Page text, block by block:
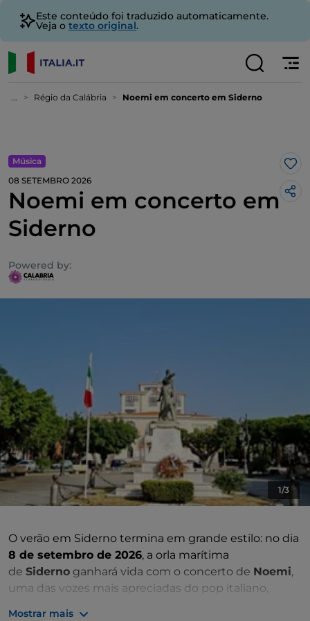
Este conteúdo foi traduzido automaticamente.
Veja o texto original.
... Régio da Calábria Noemi em concerto em Siderno
Música
08 SETEMBRO 2026
Noemi em concerto em
Siderno
Powered by:
1/3
O verão em Siderno termina em grande estilo: no dia
8 de setembro de 2026, a orla marítima
de Siderno ganhará vida com o concerto de Noemi,
uma das vozes mais apreciadas do pop italiano,
Mostrar mais